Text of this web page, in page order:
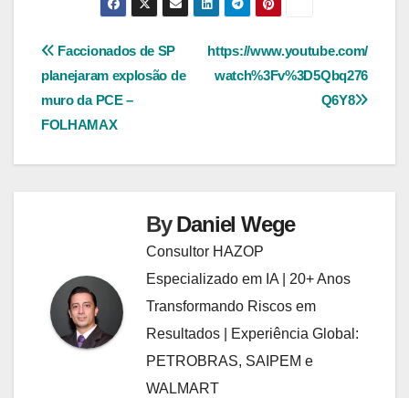
Navegação
de
Post
https://www.youtube.com/
watch%3Fv%3D5Qbq276
Q6Y8
Faccionados de SP
planejaram explosão de
muro da PCE –
FOLHAMAX
ByDaniel Wege
Consultor HAZOP
Especializado em IA | 20+ Anos
Transformando Riscos em
Resultados | Experiência Global:
PETROBRAS, SAIPEM e
WALMART